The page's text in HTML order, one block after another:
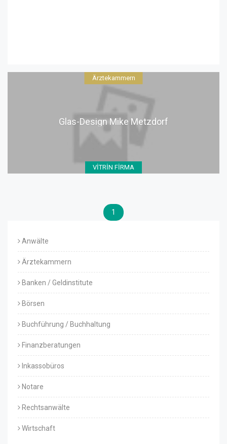
Glas-Design Mike Metzdorf
Ärztekammern
VİTRİN FİRMA
1
Anwälte
Ärztekammern
Banken / Geldinstitute
Börsen
Buchführung / Buchhaltung
Finanzberatungen
Inkassobüros
Notare
Rechtsanwälte
Wirtschaft